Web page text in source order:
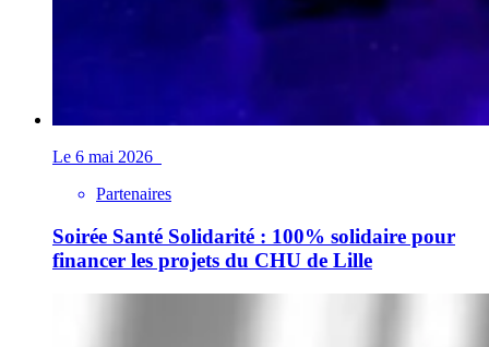
Le 6 mai 2026
Partenaires
Soirée Santé Solidarité : 100% solidaire pour
financer les projets du CHU de Lille